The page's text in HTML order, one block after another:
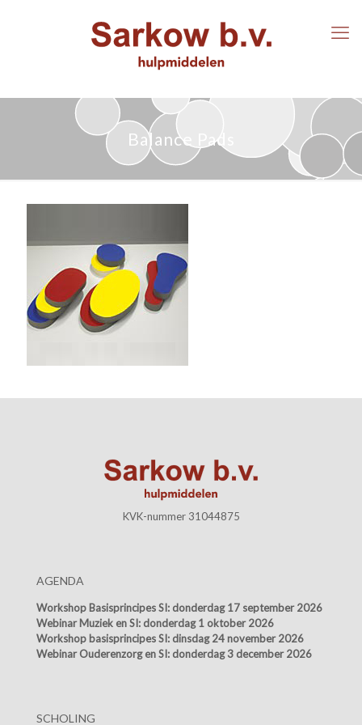
Balance Pads
KVK-nummer 31044875
AGENDA
Workshop Basisprincipes SI: donderdag 17 september 2026
Webinar Muziek en SI: donderdag 1 oktober 2026
Workshop basisprincipes SI: dinsdag 24 november 2026
Webinar Ouderenzorg en SI: donderdag 3 december 2026
SCHOLING